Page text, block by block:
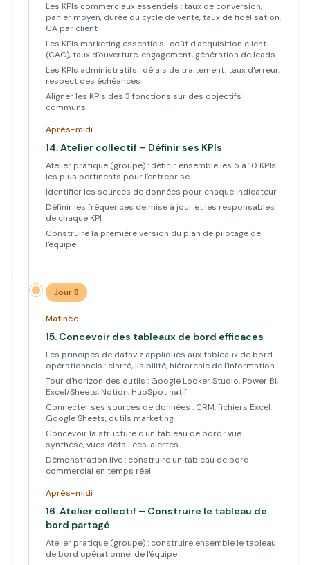
Les KPIs commerciaux essentiels : taux de conversion,
panier moyen, durée du cycle de vente, taux de fidélisation,
CA par client
Les KPIs marketing essentiels : coût d'acquisition client
(CAC), taux d'ouverture, engagement, génération de leads
Les KPIs administratifs : délais de traitement, taux d'erreur,
respect des échéances
Aligner les KPIs des 3 fonctions sur des objectifs
communs
Après-midi
14.Atelier collectif – Définir ses KPIs
Atelier pratique (groupe) : définir ensemble les 5 à 10 KPIs
les plus pertinents pour l'entreprise
Identifier les sources de données pour chaque indicateur
Définir les fréquences de mise à jour et les responsables
de chaque KPI
Construire la première version du plan de pilotage de
l'équipe
Jour 8
Matinée
15. Concevoir des tableaux de bord efficaces
Les principes de dataviz appliqués aux tableaux de bord
opérationnels : clarté, lisibilité, hiérarchie de l'information
Tour d'horizon des outils : Google Looker Studio, Power BI,
Excel/Sheets, Notion, HubSpot natif
Connecter ses sources de données : CRM, fichiers Excel,
Google Sheets, outils marketing
Concevoir la structure d'un tableau de bord : vue
synthèse, vues détaillées, alertes
Démonstration live : construire un tableau de bord
commercial en temps réel
Après-midi
16.Atelier collectif – Construire le tableau de
bord partagé
Atelier pratique (groupe) : construire ensemble le tableau
de bord opérationnel de l'équipe